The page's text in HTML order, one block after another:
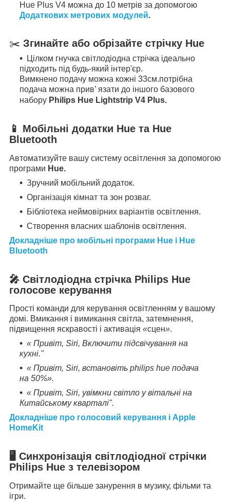
Hue Plus V4 можна до 10 метрів за допомогою
Додаткових метрових модулей.
✂️ Згинайте або обрізайте стрічку Hue
Цілком гнучка світлодіодна стрічка ідеально
підходить під будь-який інтер'єр.
Вимкнено подачу можна кожні 33см.потрібна
подача можна прив’ язати до іншого базового
набору Philips Hue Lightstrip V4 Plus.
📱 Мобільні додатки Hue та Hue
Bluetooth
Автоматизуйте вашу систему освітлення за допомогою
програми Hue.
Зручний мобільний додаток.
Організація кімнат та зон розваг.
Бібліотека неймовірних варіантів освітлення.
Створення власних шаблонів освітлення.
Докладніше про мобільні програми Hue і Hue
Bluetooth
🎤 Світлодіодна стрічка Philips Hue
голосове керування
Прості команди для керування освітленням у вашому
домі. Вмикання і вимикання світла, затемнення,
підвищення яскравості і активація «сцен».
« Привіт, Siri, Включити підсвічування на
кухні."
« Привіт, Siri, встановіть philips hue подача
на 50%».
« Привіт, Siri, увімкни світло у вітальні на
Китайському кварталі".
Докладніше про голосовий керування і Apple
HomeKit
🖥 Синхронізація світлодіодної стрічки
Philips Hue з телевізором
Отримайте ще більше занурення в музику, фільми та
ігри.